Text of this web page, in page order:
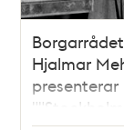
Borgarrådet
Hjalmar
presenterar
""Stockholm -